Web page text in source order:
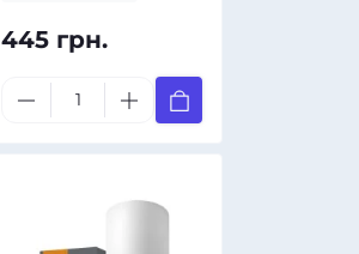
445 грн.